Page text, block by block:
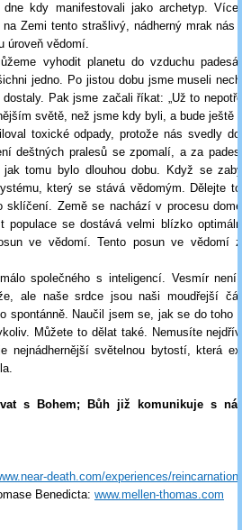
dne kdy manifestovali jako archetyp.
Zemi tento strašlivý, nádherný mrak nás
úroveň vědomí.
vyhodit planetu do vzduchu
jedno. Po jistou dobu jsme museli
Pak jsme začali říkat: „Už to
světě, než jsme kdy byli, a bude ještě
toxické odpady, protože nás svedly
deštných pralesů se zpomalí, a za
tomu bylo dlouhou dobu. Když se
který se stává vědomým. Dělejte
sklíčení. Země se nachází v procesu
populace se dostává velmi blízko
ve vědomí. Tento posun ve vědomí
společného s inteligencí. Vesmír není
ale naše srdce jsou naši moudřejší
spontánně. Naučil jsem se, jak se do toho
Můžete to dělat také. Nemusíte
nejnádhernější světelnou bytostí, která
s Bohem; Bůh již komunikuje s
death.com/experiences/
Benedicta: www.mellen-thomas.com